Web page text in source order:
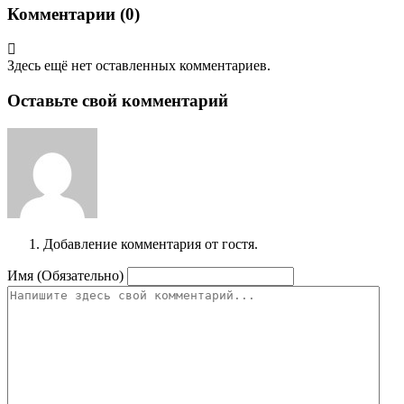
Комментарии (0)
Здесь ещё нет оставленных комментариев.
Оставьте свой комментарий
Добавление комментария от гостя.
Имя (Обязательно)